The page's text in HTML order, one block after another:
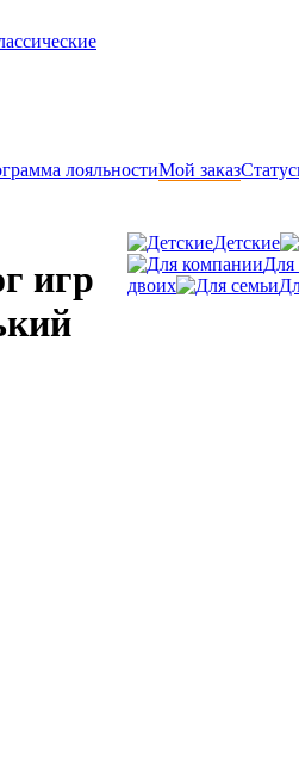
лояльностиМой заказ
игр
Детские
Для
двоих